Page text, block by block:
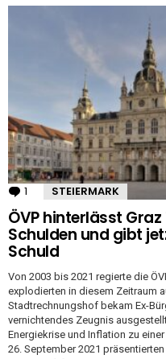
1 Kommentar
STEIERMARK
ÖVP hinterlässt Graz
Schulden und gibt
Schuld
Von 2003 bis 2021 regierte die
explodierten in diesem Zeitraum
Stadtrechnungshof bekam Ex-
vernichtendes Zeugnis
Energiekrise und Inflation zu
26. September 2021